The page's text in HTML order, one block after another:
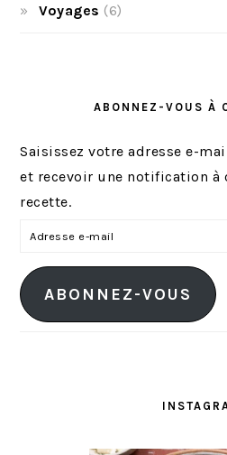
Voyages (6)
ABONNEZ-VOUS À
Saisissez votre adresse e-
et recevoir une notification à
recette.
r
e
ABONNEZ-VOUS